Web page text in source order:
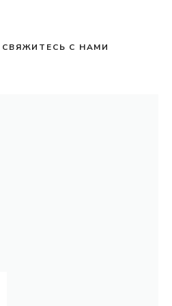
СВЯЖИТЕСЬ С НАМИ